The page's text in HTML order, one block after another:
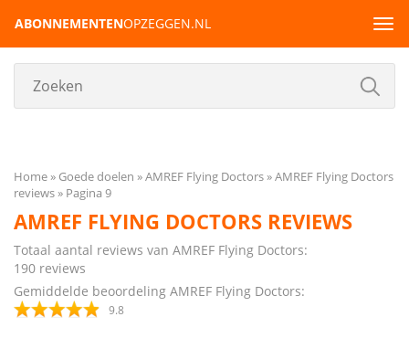
ABONNEMENTENOPZEGGEN.NL
Home Goede doelen AMREF Flying Doctors
AMREF Flying Doctors
reviews
Pagina 9
AMREF FLYING DOCTORS REVIEWS
Totaal aantal reviews van AMREF Flying Doctors:
190 reviews
Gemiddelde beoordeling AMREF Flying Doctors:
9.8